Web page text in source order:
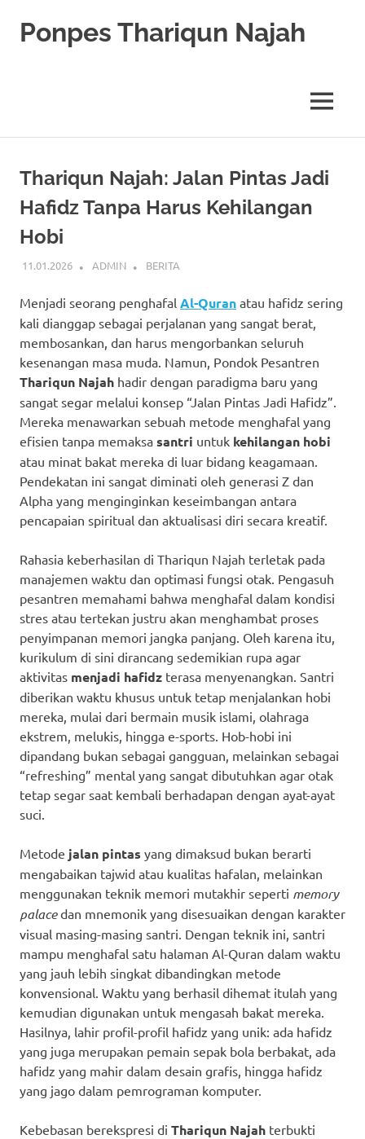
Ponpes Thariqun Najah
MENU
Thariqun Najah: Jalan Pintas Jadi
Hafidz Tanpa Harus Kehilangan
Hobi
11.01.2026 ADMIN BERITA
Menjadi seorang penghafal Al-Quran atau hafidz sering
kali dianggap sebagai perjalanan yang sangat berat,
membosankan, dan harus mengorbankan seluruh
kesenangan masa muda. Namun, Pondok Pesantren
Thariqun Najah hadir dengan paradigma baru yang
sangat segar melalui konsep “Jalan Pintas Jadi Hafidz”.
Mereka menawarkan sebuah metode menghafal yang
efisien tanpa memaksa santri untuk kehilangan hobi
atau minat bakat mereka di luar bidang keagamaan.
Pendekatan ini sangat diminati oleh generasi Z dan
Alpha yang menginginkan keseimbangan antara
pencapaian spiritual dan aktualisasi diri secara kreatif.
Rahasia keberhasilan di Thariqun Najah terletak pada
manajemen waktu dan optimasi fungsi otak. Pengasuh
pesantren memahami bahwa menghafal dalam kondisi
stres atau tertekan justru akan menghambat proses
penyimpanan memori jangka panjang. Oleh karena itu,
kurikulum di sini dirancang sedemikian rupa agar
aktivitas menjadi hafidz terasa menyenangkan. Santri
diberikan waktu khusus untuk tetap menjalankan hobi
mereka, mulai dari bermain musik islami, olahraga
ekstrem, melukis, hingga e-sports. Hob-hobi ini
dipandang bukan sebagai gangguan, melainkan sebagai
“refreshing” mental yang sangat dibutuhkan agar otak
tetap segar saat kembali berhadapan dengan ayat-ayat
suci.
Metode jalan pintas yang dimaksud bukan berarti
mengabaikan tajwid atau kualitas hafalan, melainkan
menggunakan teknik memori mutakhir seperti memory
palacedan mnemonik yang disesuaikan dengan karakter
visual masing-masing santri. Dengan teknik ini, santri
mampu menghafal satu halaman Al-Quran dalam waktu
yang jauh lebih singkat dibandingkan metode
konvensional. Waktu yang berhasil dihemat itulah yang
kemudian digunakan untuk mengasah bakat mereka.
Hasilnya, lahir profil-profil hafidz yang unik: ada hafidz
yang juga merupakan pemain sepak bola berbakat, ada
hafidz yang mahir dalam desain grafis, hingga hafidz
yang jago dalam pemrograman komputer.
Kebebasan berekspresi di Thariqun Najah terbukti